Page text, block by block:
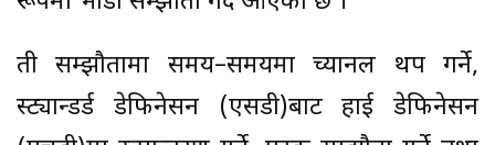
ती सम्झौतामा समय–समयमा च्यानल थप गर्ने,
स्ट्यान्डर्ड डेफिनेसन (एसडी)बाट हाई डेफिनेसन